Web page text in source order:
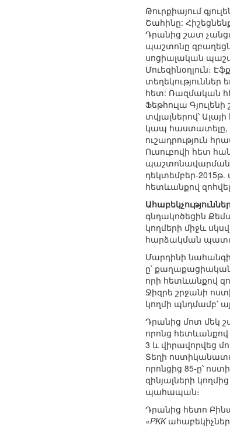
Թուրքիայում
Շահինը:
Դրանից շատ
պաշտոնը
սոցիալական
Մուեզինօղլուն։
հետ: Ռազմական
Ֆեթհուլա
տվյալներով՝
կապ հաստատելը,
ուշադրություն
Ուսուբովի հետ
պաշտոնավարման
դեկտեմբեր-
հետևանքով
գնդակոծեցին
կողմերի միջև
հարձակման
Մարդինի նահանգի
ը՝
որի հետևանքով
Ջիզրե շրջանի
կողմի պնդմամբ՝
Դրանից մոտ մեկ
որոնց
3 և վիրավորվեց
Տեղի
որոնցից 85-ը՝
զինյալների
պահապան։
Դրանից հետո
«PKK